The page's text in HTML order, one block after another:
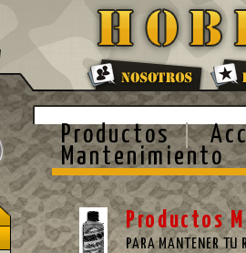
Productos
Mantenimiento
Productos
PARA MANTENER TU